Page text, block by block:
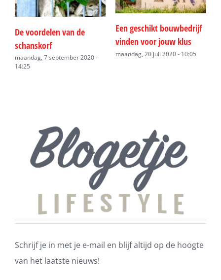
De voordelen van de
schanskorf
maandag, 7 september 2020 -
14:25
Een geschikt bouwbedrijf
vinden voor jouw klus
maandag, 20 juli 2020 - 10:05
Schrijf je in met je e-mail en blijf altijd op de hoogte
van het laatste nieuws!